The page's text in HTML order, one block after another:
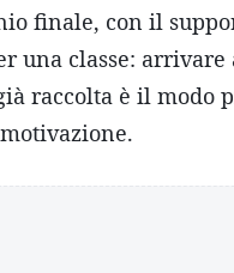
finale, con il
una classe:
raccolta è il modo